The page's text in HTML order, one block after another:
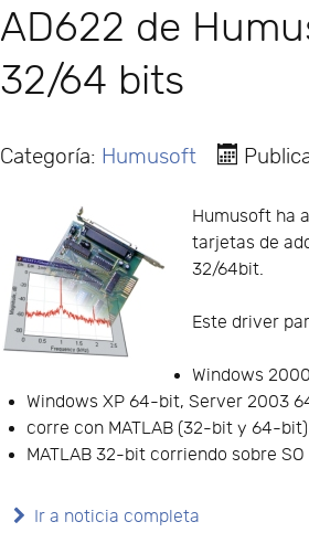
AD622 de
32/64 bits
Categoría: Humusoft
Humusoft ha
tarjetas de
32/64bit.
Este driver
Windows
Windows XP 64-bit, Server 2003
corre con MATLAB (32-bit y 64-
MATLAB 32-bit corriendo sobre
Ir a noticia completa